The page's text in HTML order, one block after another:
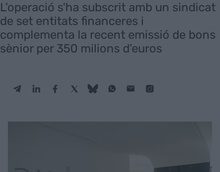
L'operació s'ha subscrit amb un sindicat
de set entitats financeres i
complementa la recent emissió de bons
sènior per 350 milions d'euros